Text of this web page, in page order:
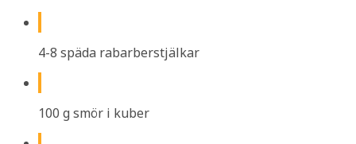
4-8 späda rabarberstjälkar
100 g smör i kuber